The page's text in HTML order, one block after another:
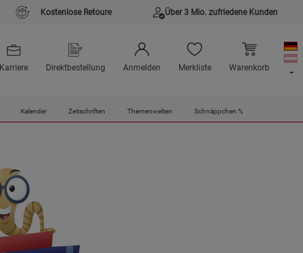
Kostenlose Retoure Über 3 Mio. zufriedene Kunden
Karriere Direktbestellung Anmelden Merkliste Warenkorb
Kalender Zeitschriften Themenwelten Schnäppchen %